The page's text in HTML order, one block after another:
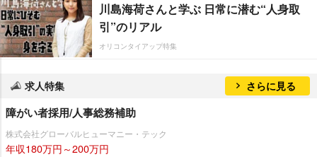
川島海荷さんと学ぶ 日常に潜む“人身取
引”のリアル
オリコンタイアップ特集
求人特集 さらに見る
障がい者採用/人事総務補助
株式会社グローバルヒューマニー・テック
年収180万円～200万円